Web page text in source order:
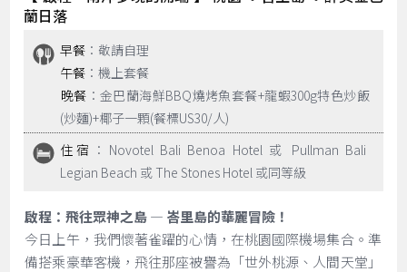
蘭日落
早餐 ：敬請自理
午餐 ：機上套餐
晚餐 ：金巴蘭海鮮BBQ燒烤魚套餐+龍蝦300g特色炒飯
(炒麵)+椰子一顆(餐標US30/人)
住宿 ：Novotel Bali Benoa Hotel 或 Pullman Bali
Legian Beach 或 The Stones Hotel 或同等級
啟程：飛往眾神之島 — 峇里島的華麗冒險！
今日上午，我們懷著雀躍的心情，在桃園國際機場集合。準
備搭乘豪華客機，飛往那座被譽為「世外桃源、人間天堂」